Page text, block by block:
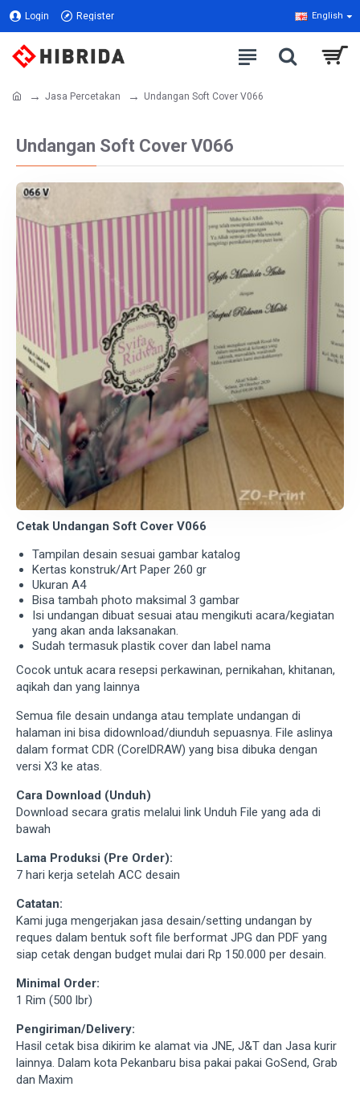
Login Register English
Jasa Percetakan Undangan Soft Cover V066
Undangan Soft Cover V066
Cetak Undangan Soft Cover V066
Tampilan desain sesuai gambar katalog
Kertas konstruk/Art Paper 260 gr
Ukuran A4
Bisa tambah photo maksimal 3 gambar
Isi undangan dibuat sesuai atau mengikuti acara/kegiatan
yang akan anda laksanakan.
Sudah termasuk plastik cover dan label nama
Cocok untuk acara resepsi perkawinan, pernikahan, khitanan,
aqikah dan yang lainnya
Semua file desain undanga atau template undangan di
halaman ini bisa didownload/diunduh sepuasnya. File aslinya
dalam format CDR (CorelDRAW) yang bisa dibuka dengan
versi X3 ke atas.
Cara Download (Unduh)
Download secara gratis melalui link Unduh File yang ada di
bawah
Lama Produksi (Pre Order):
7 hari kerja setelah ACC desain
Catatan:
Kami juga mengerjakan jasa desain/setting undangan by
reques dalam bentuk soft file berformat JPG dan PDF yang
siap cetak dengan budget mulai dari Rp 150.000 per desain.
Minimal Order:
1 Rim (500 lbr)
Pengiriman/Delivery:
Hasil cetak bisa dikirim ke alamat via JNE, J&T dan Jasa kurir
lainnya. Dalam kota Pekanbaru bisa pakai pakai GoSend, Grab
dan Maxim